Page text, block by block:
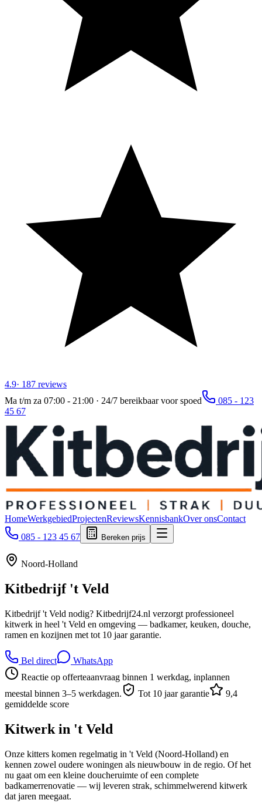
4.9· 187 reviews
Ma t/m za 07:00 - 21:00 · 24/7 bereikbaar voor spoed
085 - 123
45 67
HomeWerkgebiedProjectenReviewsKennisbankOver onsContact
085 - 123 45 67
Bereken prijs
Noord-Holland
Kitbedrijf 't Veld
Kitbedrijf 't Veld nodig? Kitbedrijf24.nl verzorgt professioneel
kitwerk in heel 't Veld en omgeving — badkamer, keuken, douche,
ramen en kozijnen met tot 10 jaar garantie.
Bel direct
WhatsApp
Reactie op offerteaanvraag binnen 1 werkdag, inplannen
meestal binnen 3–5 werkdagen.
Tot 10 jaar garantie
9,4
gemiddelde score
Kitwerk in 't Veld
Onze kitters komen regelmatig in 't Veld (Noord-Holland) en
kennen zowel oudere woningen als nieuwbouw in de regio. Of het
nu gaat om een kleine doucheruimte of een complete
badkamerrenovatie — wij leveren strak, schimmelwerend kitwerk
dat jaren meegaat.